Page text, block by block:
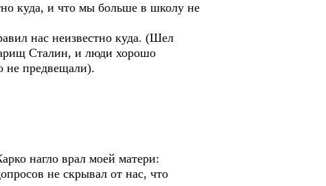
куда, и что мы больше в школу не
нас неизвестно куда. (Шел
Сталин, и люди хорошо
не предвещали).
нагло врал моей матери:
не скрывал от нас, что